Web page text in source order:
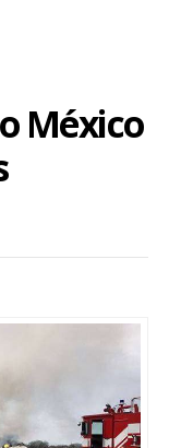
México